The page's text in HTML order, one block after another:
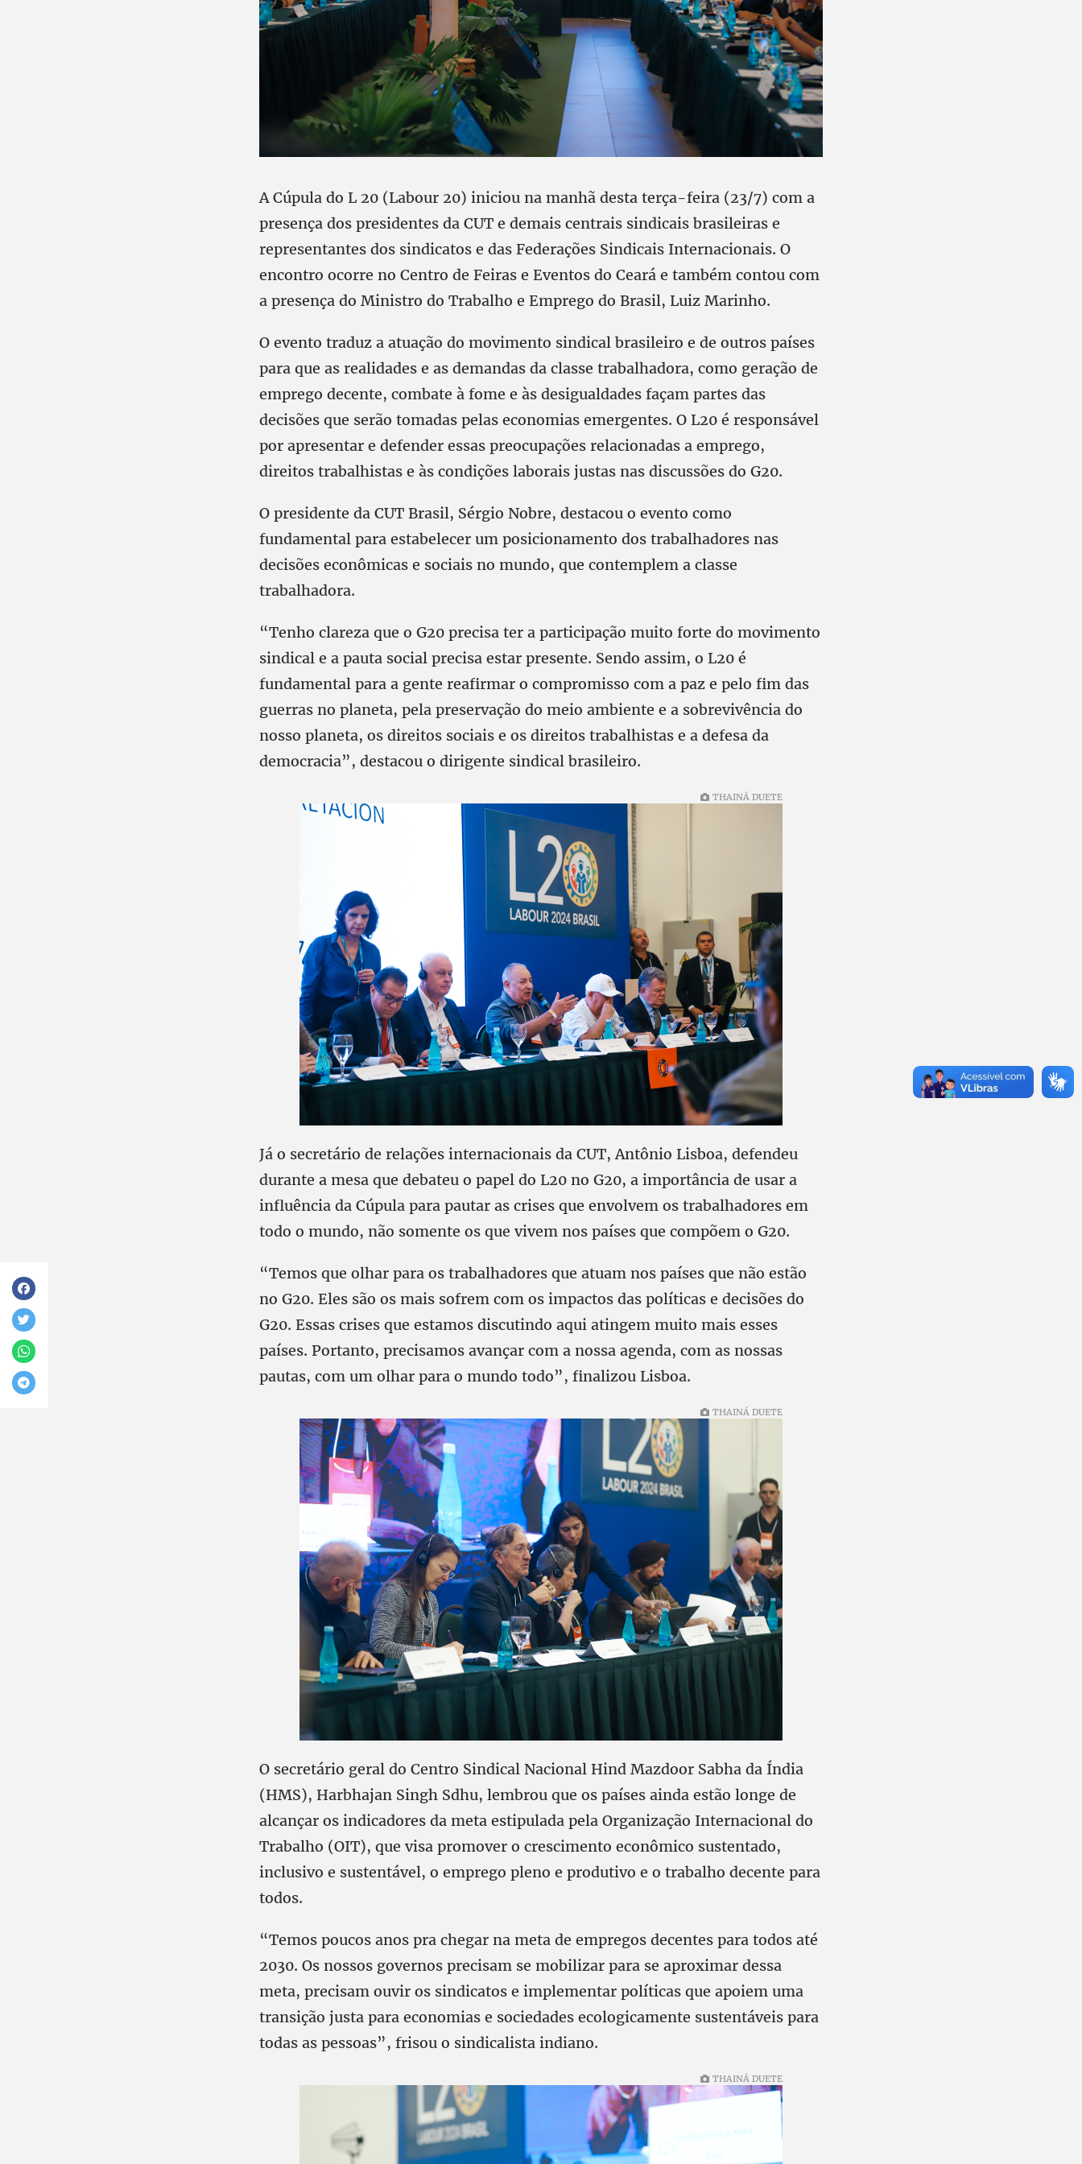
A Cúpula do L 20 (Labour 20) iniciou na manhã desta terça-feira (23/7) com a
presença dos presidentes da CUT e demais centrais sindicais brasileiras e
representantes dos sindicatos e das Federações Sindicais Internacionais. O
encontro ocorre no Centro de Feiras e Eventos do Ceará e também contou com
a presença do Ministro do Trabalho e Emprego do Brasil, Luiz Marinho.
O evento traduz a atuação do movimento sindical brasileiro e de outros países
para que as realidades e as demandas da classe trabalhadora, como geração de
emprego decente, combate à fome e às desigualdades façam partes das
decisões que serão tomadas pelas economias emergentes. O L20 é responsável
por apresentar e defender essas preocupações relacionadas a emprego,
direitos trabalhistas e às condições laborais justas nas discussões do G20.
O presidente da CUT Brasil, Sérgio Nobre, destacou o evento como
fundamental para estabelecer um posicionamento dos trabalhadores nas
decisões econômicas e sociais no mundo, que contemplem a classe
trabalhadora.
“Tenho clareza que o G20 precisa ter a participação muito forte do movimento
sindical e a pauta social precisa estar presente. Sendo assim, o L20 é
fundamental para a gente reafirmar o compromisso com a paz e pelo fim das
guerras no planeta, pela preservação do meio ambiente e a sobrevivência do
nosso planeta, os direitos sociais e os direitos trabalhistas e a defesa da
democracia”, destacou o dirigente sindical brasileiro.
THAINÁ DUETE
Já o secretário de relações internacionais da CUT, Antônio Lisboa, defendeu
durante a mesa que debateu o papel do L20 no G20, a importância de usar a
influência da Cúpula para pautar as crises que envolvem os trabalhadores em
todo o mundo, não somente os que vivem nos países que compõem o G20.
“Temos que olhar para os trabalhadores que atuam nos países que não estão
no G20. Eles são os mais sofrem com os impactos das políticas e decisões do
G20. Essas crises que estamos discutindo aqui atingem muito mais esses
países. Portanto, precisamos avançar com a nossa agenda, com as nossas
pautas, com um olhar para o mundo todo”, finalizou Lisboa.
THAINÁ DUETE
O secretário geral do Centro Sindical Nacional Hind Mazdoor Sabha da Índia
(HMS), Harbhajan Singh Sdhu, lembrou que os países ainda estão longe de
alcançar os indicadores da meta estipulada pela Organização Internacional do
Trabalho (OIT), que visa promover o crescimento econômico sustentado,
inclusivo e sustentável, o emprego pleno e produtivo e o trabalho decente para
todos.
“Temos poucos anos pra chegar na meta de empregos decentes para todos até
2030. Os nossos governos precisam se mobilizar para se aproximar dessa
meta, precisam ouvir os sindicatos e implementar políticas que apoiem uma
transição justa para economias e sociedades ecologicamente sustentáveis para
todas as pessoas”, frisou o sindicalista indiano.
THAINÁ DUETE